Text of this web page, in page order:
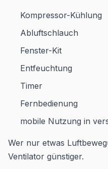
Kompressor-Kühlung
Abluftschlauch
Fenster-Kit
Entfeuchtung
Timer
Fernbedienung
mobile Nutzung in
Wer nur etwas
Ventilator günstiger.